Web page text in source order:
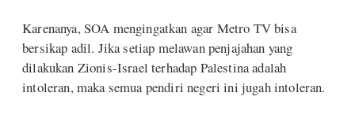
Karenanya, SOA mengingatkan agar Metro TV bisa
bersikap adil. Jika setiap melawan penjajahan yang
dilakukan Zionis-Israel terhadap Palestina adalah
intoleran, maka semua pendiri negeri ini jugah intoleran.